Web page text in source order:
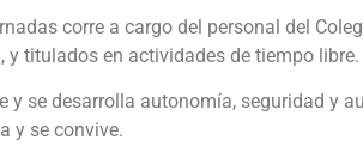
corre a cargo del personal del
y titulados en actividades de tiempo libre.
y se desarrolla autonomía, seguridad y
y se convive.